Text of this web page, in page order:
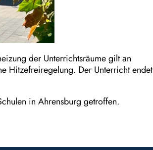
der Unterrichtsräume gilt an
Hitzefreiregelung. Der Unterricht endet
in Ahrensburg getroffen.